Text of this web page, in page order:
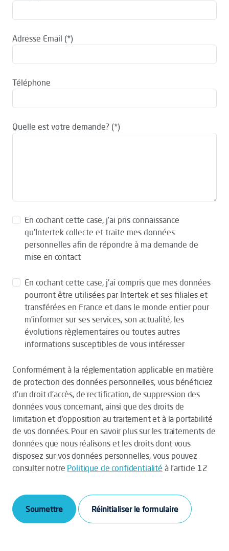
Adresse Email
Téléphone
Quelle est votre demande?
En cochant cette case, j’ai pris connaissance
qu’Intertek collecte et traite mes données
personnelles afin de répondre à ma demande de
mise en contact
En cochant cette case, j’ai compris que mes données
pourront être utilisées par Intertek et ses filiales et
transférées en France et dans le monde entier pour
m’informer sur ses services, son actualité, les
évolutions règlementaires ou toutes autres
informations susceptibles de vous intéresser
Conformément à la réglementation applicable en matière
de protection des données personnelles, vous bénéficiez
d’un droit d’accès, de rectification, de suppression des
données vous concernant, ainsi que des droits de
limitation et d’opposition au traitement et à la portabilité
de vos données. Pour en savoir plus sur les traitements de
données que nous réalisons et les droits dont vous
disposez sur vos données personnelles, vous pouvez
consulter notre Politique de confidentialité à l’article 12
Soumettre